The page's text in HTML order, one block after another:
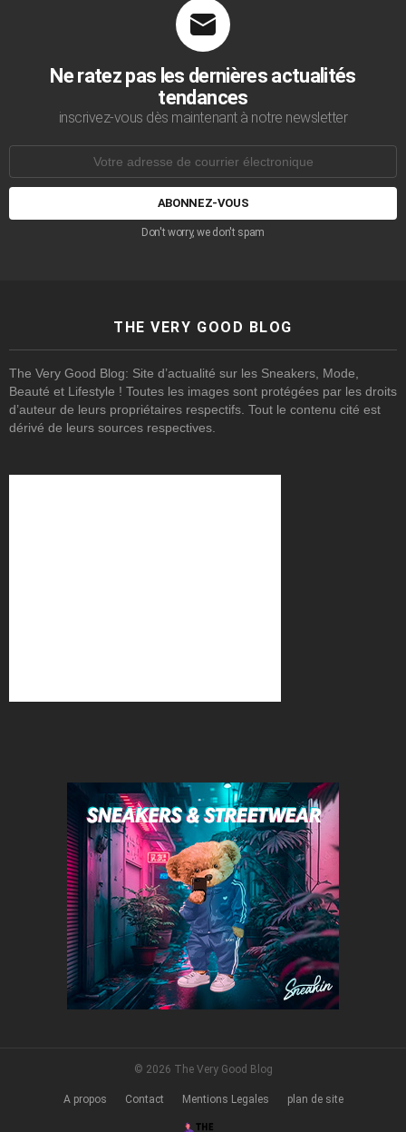
Ne ratez pas les dernières actualités
tendances
inscrivez-vous dès maintenant à notre newsletter
courrier
Don't worry, we don't spam
THE VERY GOOD BLOG
The Very Good Blog: Site d’actualité sur les Sneakers, Mode,
Beauté et Lifestyle ! Toutes les images sont protégées par les droits
d’auteur de leurs propriétaires respectifs. Tout le contenu cité est
dérivé de leurs sources respectives.
© 2026 The Very Good Blog
A propos Contact Mentions Legales plan de site